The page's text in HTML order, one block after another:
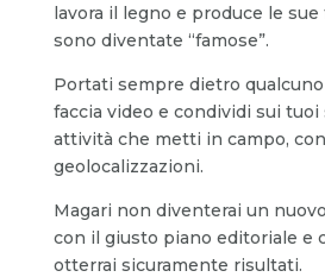
lavora il legno e produce le
sono diventate “famose”.
Portati sempre dietro
faccia video e condividi sui
attività che metti in campo,
geolocalizzazioni.
Magari non diventerai un
con il giusto piano editoriale e
otterrai sicuramente risultati.